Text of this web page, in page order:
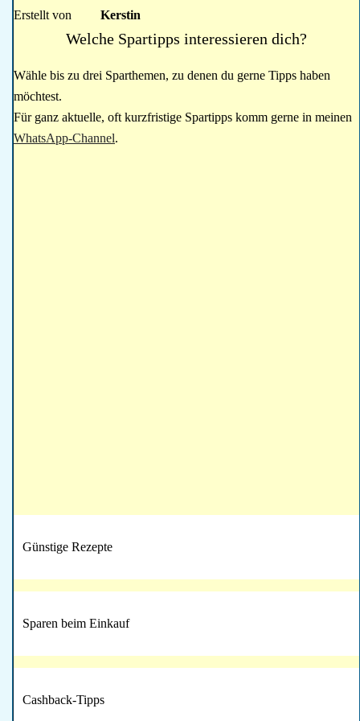
Erstellt von Kerstin
Welche Spartipps interessieren dich?
Wähle bis zu drei Sparthemen, zu denen du gerne Tipps haben
möchtest.
Für ganz aktuelle, oft kurzfristige Spartipps komm gerne in meinen
WhatsApp-Channel.
Günstige Rezepte
Sparen beim Einkauf
Cashback-Tipps